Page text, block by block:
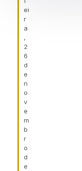
ei
r
a
,
2
6
d
e
n
o
v
e
m
b
r
o
d
e